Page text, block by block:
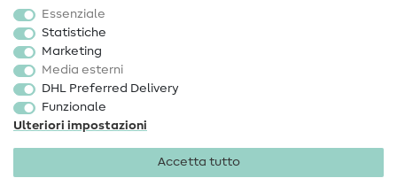
Accessori cucito
Sale
Essenziale
Statistiche
Marketing
Media esterni
DHL Preferred Delivery
Funzionale
Ulteriori impostazioni
Accetta tutto